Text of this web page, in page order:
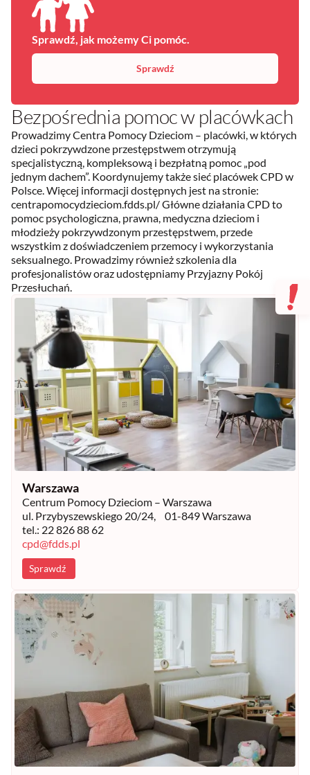
Sprawdź, jak możemy Ci pomóc.
Sprawdź
Bezpośrednia pomoc w placówkach
Prowadzimy Centra Pomocy Dzieciom – placówki, w których
dzieci pokrzywdzone przestępstwem otrzymują
specjalistyczną, kompleksową i bezpłatną pomoc „pod
jednym dachem”. Koordynujemy także sieć placówek CPD w
Polsce. Więcej informacji dostępnych jest na stronie:
centrapomocydzieciom.fdds.pl/ Główne działania CPD to
pomoc psychologiczna, prawna, medyczna dzieciom i
młodzieży pokrzywdzonym przestępstwem, przede
wszystkim z doświadczeniem przemocy i wykorzystania
seksualnego. Prowadzimy również szkolenia dla
profesjonalistów oraz udostępniamy Przyjazny Pokój
Przesłuchań.
Warszawa
Centrum Pomocy Dzieciom – Warszawa
ul. Przybyszewskiego 20/24, 01-849 Warszawa
tel.: 22 826 88 62
cpd@fdds.pl
Sprawdź